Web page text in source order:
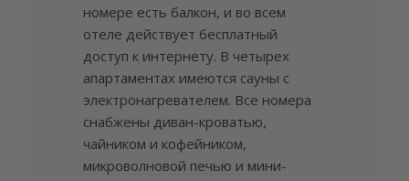
номере есть балкон, и во всем
отеле действует бесплатный
доступ к интернету. В четырех
апартаментах имеются сауны с
электронагревателем. Все номера
снабжены диван-кроватью,
чайником и кофейником,
микроволновой печью и мини-